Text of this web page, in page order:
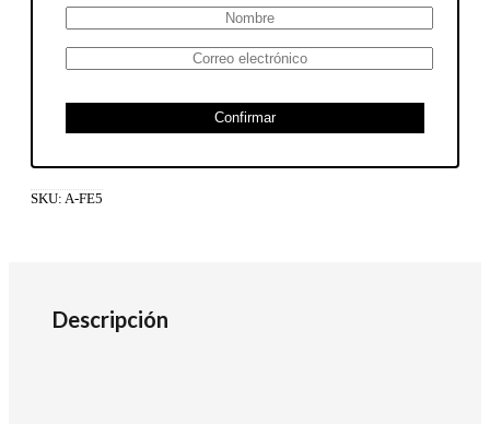
Confirmar
SKU: A-FE5
Descripción